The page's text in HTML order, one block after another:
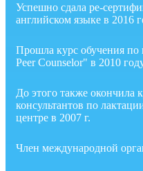
Успешно сдала ре-
английском языке в 2016
Прошла курс обучения по
Peer Counselor" в 2010
До этого также окончила
консультантов по
центре в 2007 г.
Член международной